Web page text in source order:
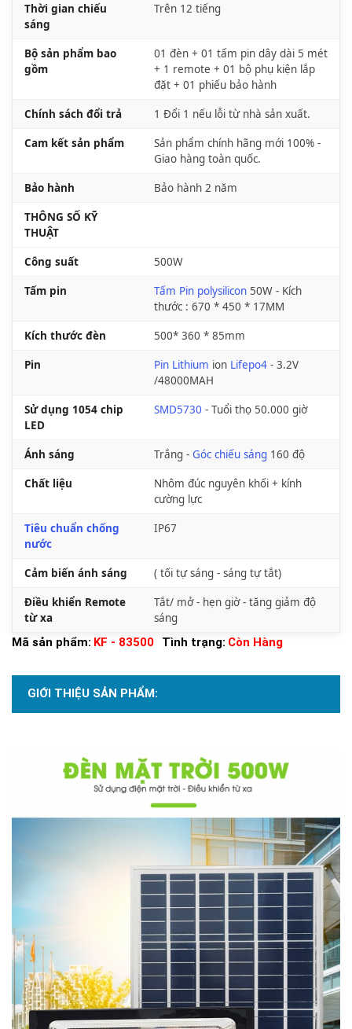
Thời gian chiếu
sáng
Trên 12 tiếng
Bộ sản phẩm bao
gồm
01 đèn + 01 tấm pin dây dài 5 mét
+ 1 remote + 01 bộ phụ kiện lắp
đặt + 01 phiếu bảo hành
Chính sách đổi trả 1 Đổi 1 nếu lỗi từ nhà sản xuất.
Cam kết sản phẩm
Sản phẩm chính hãng mới 100% -
Giao hàng toàn quốc.
Bảo hành Bảo hành 2 năm
THÔNG SỐ KỸ
THUẬT
Công suất 500W
Tấm pin Tấm Pin polysilicon 50W - Kích
thước : 670 * 450 * 17MM
Kích thước đèn 500* 360 * 85mm
Pin Pin Lithium ion Lifepo4 - 3.2V
/48000MAH
Sử dụng 1054 chip
LED
SMD5730 - Tuổi thọ 50.000 giờ
Ánh sáng Trắng - Góc chiếu sáng 160 độ
Chất liệu
Nhôm đúc nguyên khối + kính
cường lực
Tiêu chuẩn chống
nước
IP67
Cảm biến ánh sáng ( tối tự sáng - sáng tự tắt)
Điều khiển Remote
từ xa
Tắt/ mở - hẹn giờ - tăng giảm độ
sáng
Mã sản phẩm: KF - 83500 Tình trạng: Còn Hàng
GIỚI THIỆU SẢN PHẨM: